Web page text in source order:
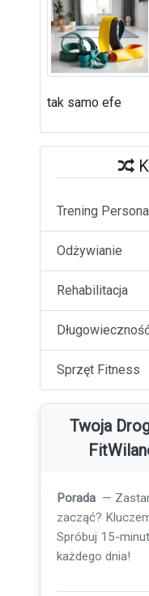
tak samo efe
Trening
Odżywianie
Rehabilitacja
Sprzęt Fitness
Twoja
Porada —
Wypij szklankę
posiłkiem, aby
metabolizm.